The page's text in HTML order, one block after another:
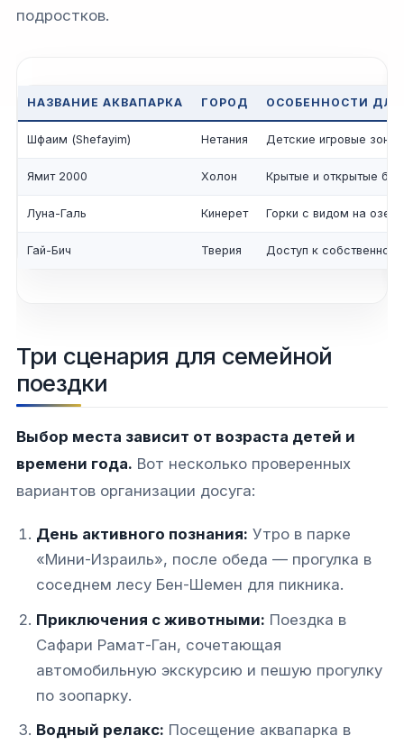
подростков.
НАЗВАНИЕ АКВАПАРКА ГОРОД ОСОБЕННОСТИ ДЛЯ
Шфаим (Shefayim) Нетания Детские игровые
Ямит 2000 Холон Крытые и открытые
Луна-Галь Кинерет Горки с видом на озеро
Гай-Бич Тверия Доступ к
Три сценария для семейной
поездки
Выбор места зависит от возраста детей и
времени года. Вот несколько проверенных
вариантов организации досуга:
День активного познания: Утро в парке
«Мини-Израиль», после обеда — прогулка в
соседнем лесу Бен-Шемен для пикника.
Приключения с животными: Поездка в
Сафари Рамат-Ган, сочетающая
автомобильную экскурсию и пешую прогулку
по зоопарку.
Водный релакс: Посещение аквапарка в